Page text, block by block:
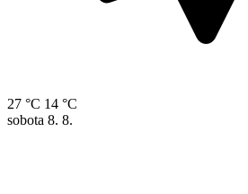
27 °C 14 °C
sobota 8. 8.